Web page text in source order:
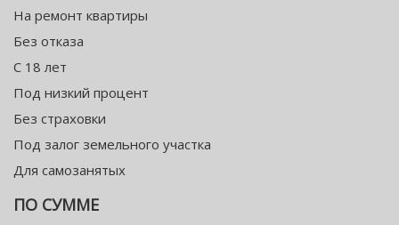
На ремонт квартиры
Без отказа
С 18 лет
Под низкий процент
Без страховки
Под залог земельного участка
Для самозанятых
ПО СУММЕ